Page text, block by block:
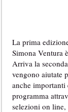
La prima
Simona Ventura
Arriva la
vengono aiutate
anche
programma
selezioni on